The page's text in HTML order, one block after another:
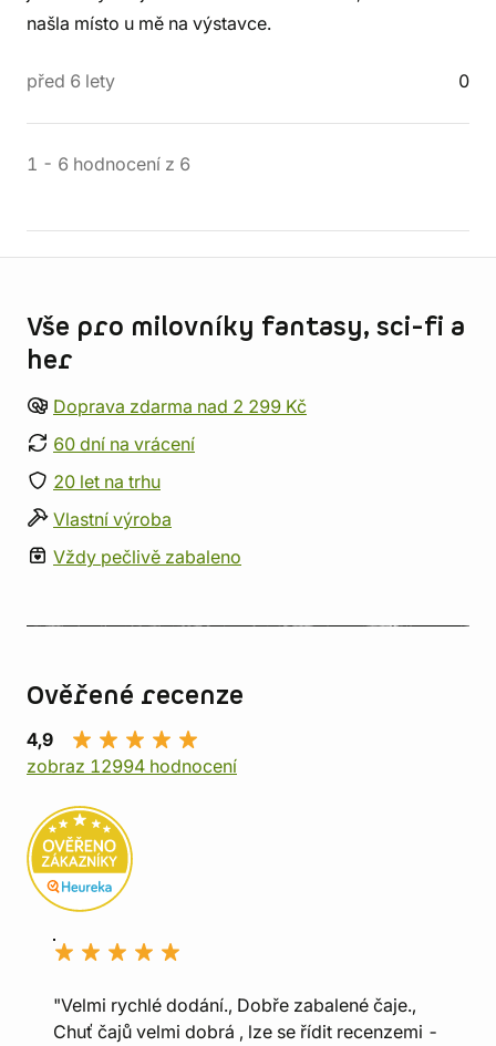
našla místo u mě na výstavce.
před 6 lety 0
1 - 6 hodnocení z 6
Vše pro milovníky fantasy, sci-fi a
her
Doprava zdarma nad 2 299 Kč
60 dní na vrácení
20 let na trhu
Vlastní výroba
Vždy pečlivě zabaleno
Ověřené recenze
4,9
zobraz 12994 hodnocení
"Velmi rychlé dodání., Dobře zabalené čaje.,
Chuť čajů velmi dobrá , lze se řídit recenzemi -